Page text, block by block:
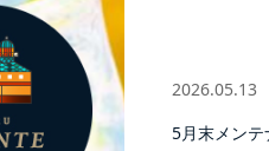
2026.05.13
5月末メン